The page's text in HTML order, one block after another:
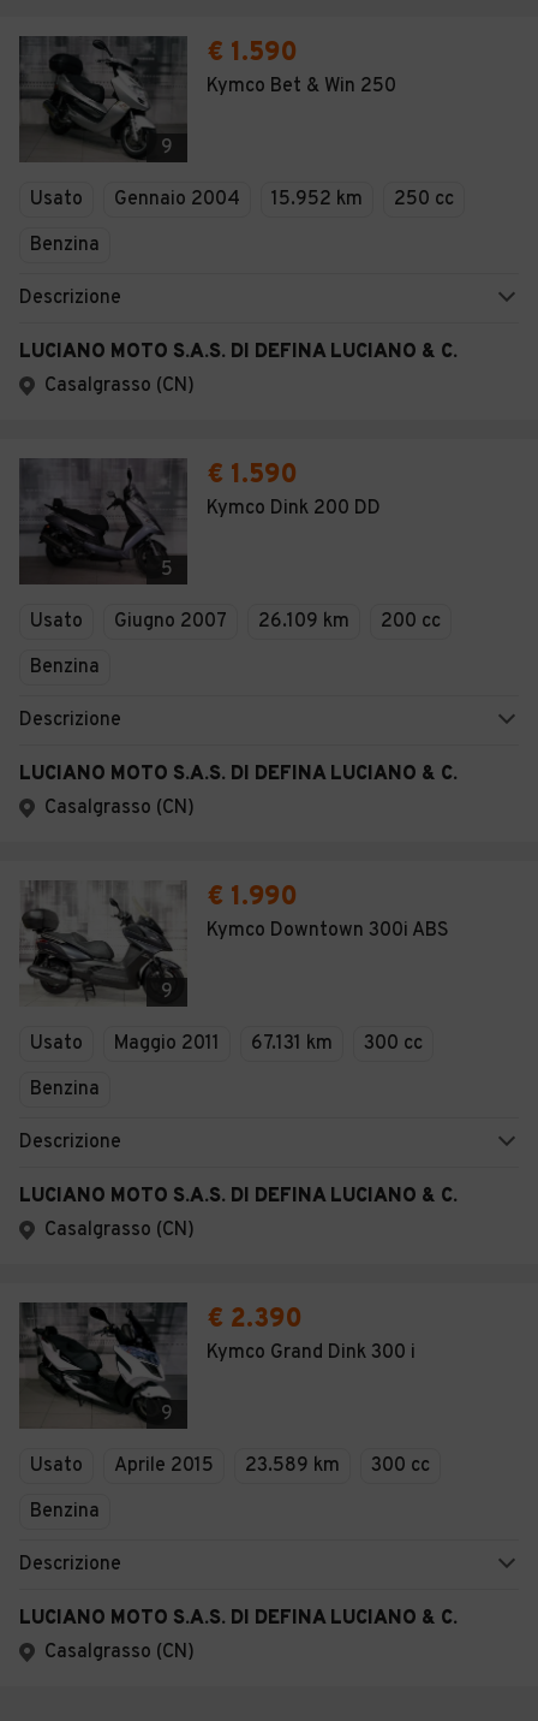
9
€ 1.590
Kymco Bet & Win 250
Usato Gennaio 2004 15.952 km
250 cc
Benzina
Descrizione
LUCIANO MOTO S.A.S. DI DEFINA LUCIANO & C.
Casalgrasso (CN)
5
€ 1.590
Kymco Dink 200 DD
Usato Giugno 2007 26.109 km
200 cc
Benzina
Descrizione
LUCIANO MOTO S.A.S. DI DEFINA LUCIANO & C.
Casalgrasso (CN)
9
€ 1.990
Kymco Downtown 300i ABS
Usato Maggio 2011 67.131 km
300 cc
Benzina
Descrizione
LUCIANO MOTO S.A.S. DI DEFINA LUCIANO & C.
Casalgrasso (CN)
9
€ 2.390
Kymco Grand Dink 300 i
Usato Aprile 2015 23.589 km
300 cc
Benzina
Descrizione
LUCIANO MOTO S.A.S. DI DEFINA LUCIANO & C.
Casalgrasso (CN)